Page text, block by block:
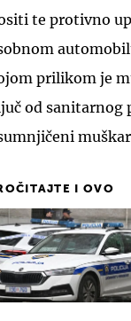
te protivno
prilikom je
od sanitarnog
I OVO